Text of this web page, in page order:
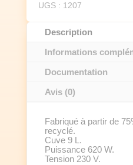
UGS : 1207
Description
Informations
Documentation
Avis (0)
Fabriqué à partir de
recyclé.
Cuve 9 L.
Puissance 620 W.
Tension 230 V.